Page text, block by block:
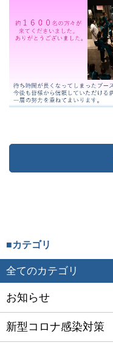
■カテゴリ
全てのカテゴリ
お知らせ
新型コロナ感染対策